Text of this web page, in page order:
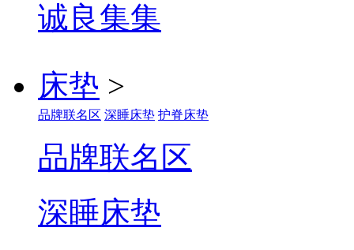
诚良集
床垫 >
品牌联名区 深睡床垫 护脊床垫
品牌联名区
深睡床垫